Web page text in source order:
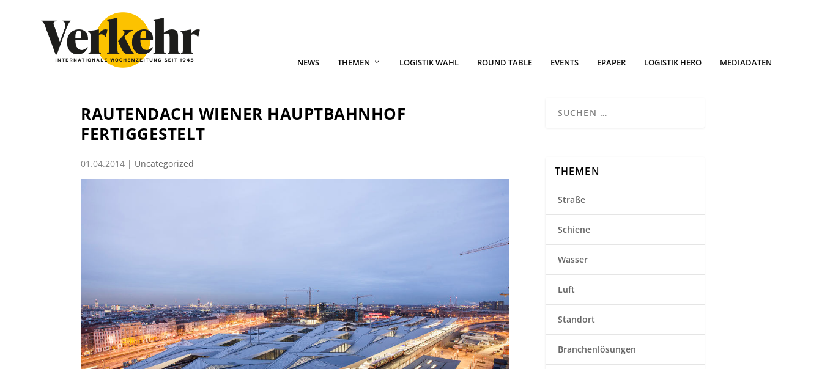
NEWS THEMEN LOGISTIK WAHL ROUND TABLE EVENTS EPAPER LOGISTIK HERO MEDIADATEN
RAUTENDACH WIENER HAUPTBAHNHOF
FERTIGGESTELT
01.04.2014 | Uncategorized
THEMEN
Straße
Schiene
Wasser
Luft
Standort
Branchenlösungen